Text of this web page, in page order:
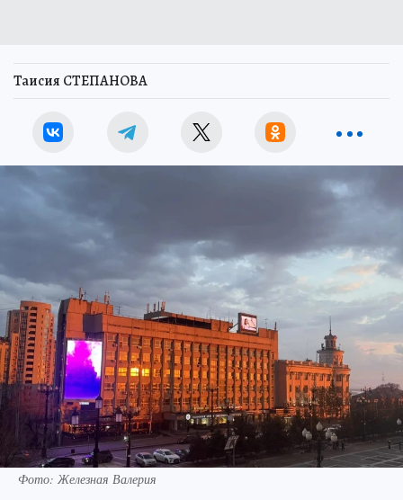
Таисия СТЕПАНОВА
Фото: Железная Валерия